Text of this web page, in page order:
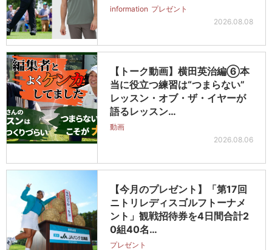
information プレゼント
2026.08.08
【トーク動画】横田英治編⑥本
当に役立つ練習は“つまらない”
レッスン・オブ・ザ・イヤーが
語るレッスン…
動画
2026.08.06
【今月のプレゼント】「第17回
ニトリレディスゴルフトーナメ
ント」観戦招待券を4日間合計2
0組40名…
プレゼント